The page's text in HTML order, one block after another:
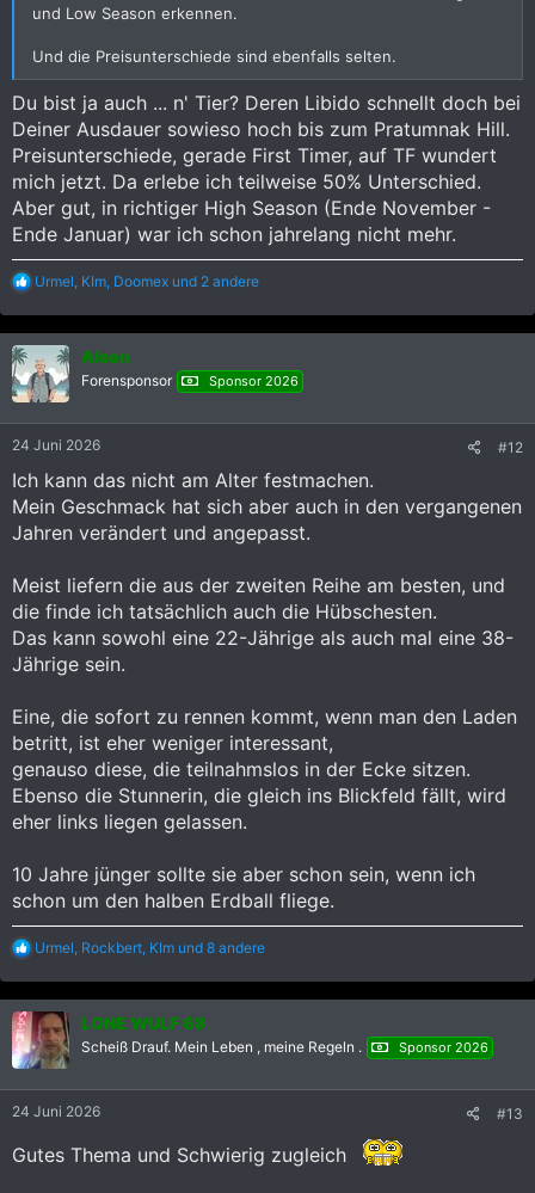
und Low Season erkennen.
Und die Preisunterschiede sind ebenfalls selten.
Du bist ja auch ... n' Tier? Deren Libido schnellt doch bei
Deiner Ausdauer sowieso hoch bis zum Pratumnak Hill.
Preisunterschiede, gerade First Timer, auf TF wundert
mich jetzt. Da erlebe ich teilweise 50% Unterschied.
Aber gut, in richtiger High Season (Ende November -
Ende Januar) war ich schon jahrelang nicht mehr.
R
a
k
t
i
o
n
Urmel KIm Doomex und 2 andere
Alson
Forensponsor Sponsor 2026
24 Juni 2026 #12
Ich kann das nicht am Alter festmachen.
Mein Geschmack hat sich aber auch in den vergangenen
Jahren verändert und angepasst.
Meist liefern die aus der zweiten Reihe am besten, und
die finde ich tatsächlich auch die Hübschesten.
Das kann sowohl eine 22-Jährige als auch mal eine 38-
Jährige sein.
Eine, die sofort zu rennen kommt, wenn man den Laden
betritt, ist eher weniger interessant,
genauso diese, die teilnahmslos in der Ecke sitzen.
Ebenso die Stunnerin, die gleich ins Blickfeld fällt, wird
eher links liegen gelassen.
10 Jahre jünger sollte sie aber schon sein, wenn ich
schon um den halben Erdball fliege.
R
a
k
t
i
o
n
Urmel Rockbert KIm und 8 andere
LONE WULF 68
Scheiß Drauf. Mein Leben , meine Regeln . Sponsor 2026
24 Juni 2026 #13
Gutes Thema und Schwierig zugleich